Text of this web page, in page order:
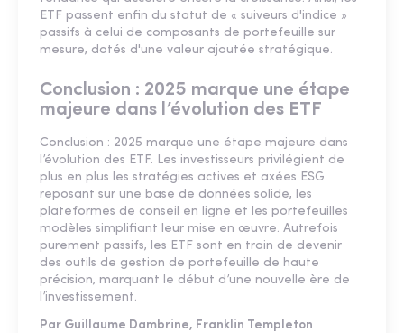
ETF passent enfin du statut de « suiveurs d'indice »
passifs à celui de composants de portefeuille sur
mesure, dotés d'une valeur ajoutée stratégique.
Conclusion : 2025 marque une étape
majeure dans l’évolution des ETF
Conclusion : 2025 marque une étape majeure dans
l’évolution des ETF. Les investisseurs privilégient de
plus en plus les stratégies actives et axées ESG
reposant sur une base de données solide, les
plateformes de conseil en ligne et les portefeuilles
modèles simplifiant leur mise en œuvre. Autrefois
purement passifs, les ETF sont en train de devenir
des outils de gestion de portefeuille de haute
précision, marquant le début d’une nouvelle ère de
l’investissement.
Par Guillaume Dambrine, Franklin Templeton